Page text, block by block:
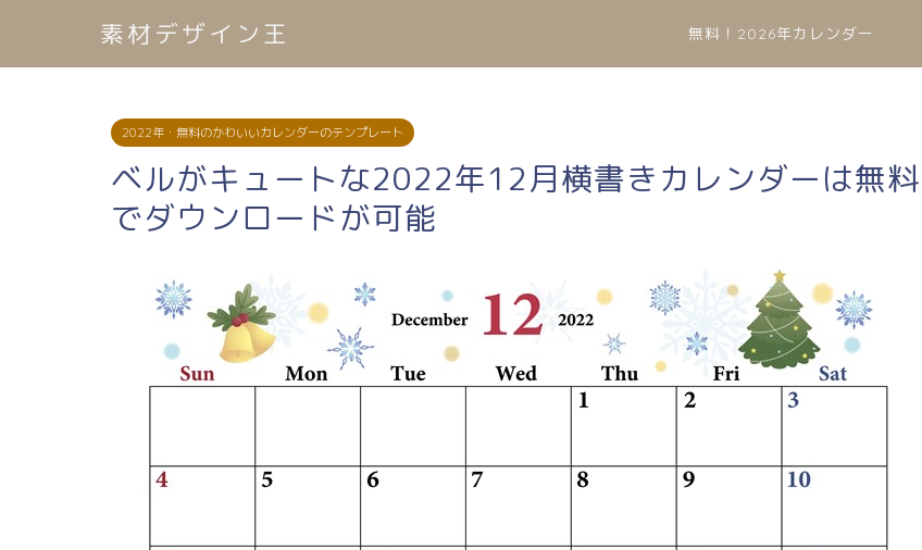
素材デザイン王 無料！2026年カレンダー
2022年・無料のかわいいカレンダーのテンプレート
ベルがキュートな2022年12月横書きカレンダーは無料
でダウンロードが可能